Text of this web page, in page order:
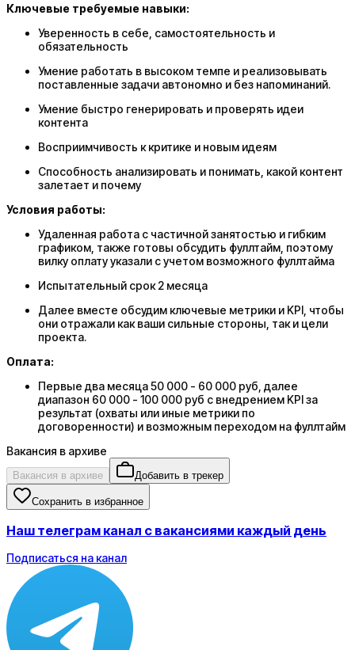
Ключевые требуемые навыки:
Уверенность в себе, самостоятельность и
обязательность
Умение работать в высоком темпе и реализовывать
поставленные задачи автономно и без напоминаний.
Умение быстро генерировать и проверять идеи
контента
Восприимчивость к критике и новым идеям
Способность анализировать и понимать, какой контент
залетает и почему
Условия работы:
Удаленная работа с частичной занятостью и гибким
графиком, также готовы обсудить фуллтайм, поэтому
вилку оплату указали с учетом возможного фуллтайма
Испытательный срок 2 месяца
Далее вместе обсудим ключевые метрики и KPI, чтобы
они отражали как ваши сильные стороны, так и цели
проекта.
Оплата:
Первые два месяца 50 000 - 60 000 руб, далее
диапазон 60 000 - 100 000 руб с внедрением KPI за
результат (охваты или иные метрики по
договоренности) и возможным переходом на фуллтайм
Вакансия в архиве
Вакансия в архиве Добавить в трекер
Сохранить в избранное
Наш телеграм канал с вакансиями каждый день
Подписаться на канал